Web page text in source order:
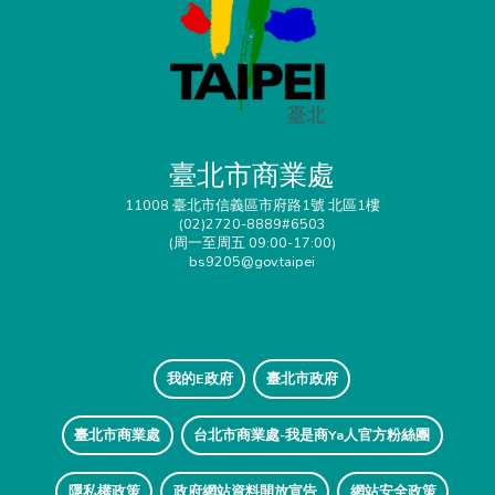
臺北市商業處
11008 臺北市信義區市府路1號 北區1樓
(02)2720-8889#6503
(周一至周五 09:00-17:00)
bs9205@gov.taipei
我的E政府 臺北市政府
臺北市商業處 台北市商業處-我是商Ya人官方粉絲團